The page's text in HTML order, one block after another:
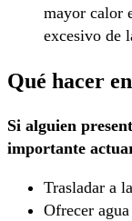
mayor calor
excesivo de
Qué hacer
Si alguien
importante
Trasladar a
Ofrecer